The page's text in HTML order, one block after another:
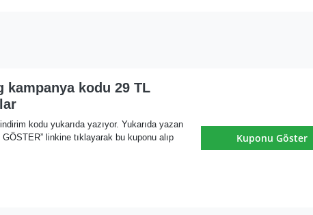
kampanya kodu 29 TL
kodu yukarıda yazıyor. Yukarıda yazan
linkine tıklayarak bu kuponu alıp
Kuponu Göster